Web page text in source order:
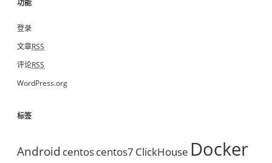
功能
登录
文章RSS
评论RSS
WordPress.org
标签
Android centoscentos7 ClickHouse Docker